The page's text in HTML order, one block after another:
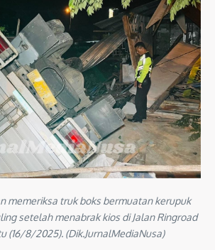
memeriksa truk boks bermuatan kerupuk
setelah menabrak kios di Jalan Ringroad
(16/8/2025). (Dik.JurnalMediaNusa)